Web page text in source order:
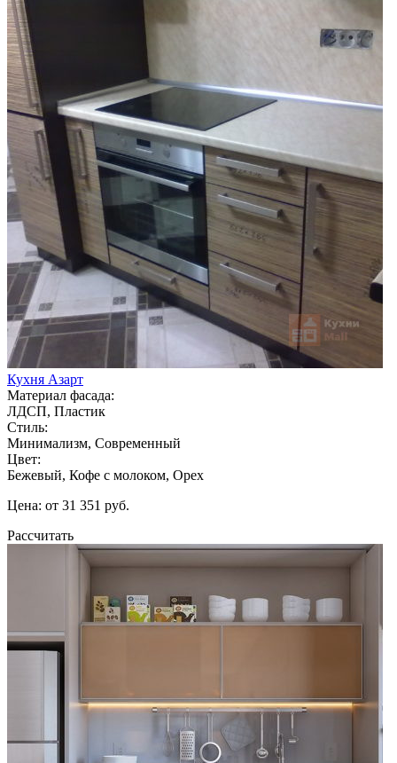
Кухня Азарт
Материал фасада:
ЛДСП, Пластик
Стиль:
Минимализм, Современный
Цвет:
Бежевый, Кофе с молоком, Орех
Цена: от 31 351 руб.
Рассчитать